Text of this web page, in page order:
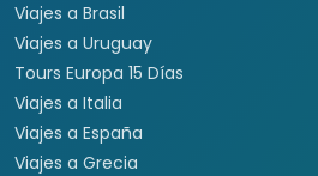
Viajes a Brasil
Viajes a Uruguay
Tours Europa 15 Días
Viajes a Italia
Viajes a España
Viajes a Grecia